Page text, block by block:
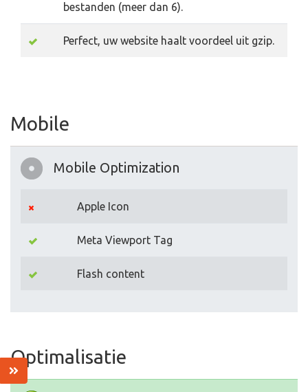
bestanden (meer dan 6).
Perfect, uw website haalt voordeel uit gzip.
Mobile
Mobile Optimization
Apple Icon
Meta Viewport Tag
Flash content
Optimalisatie